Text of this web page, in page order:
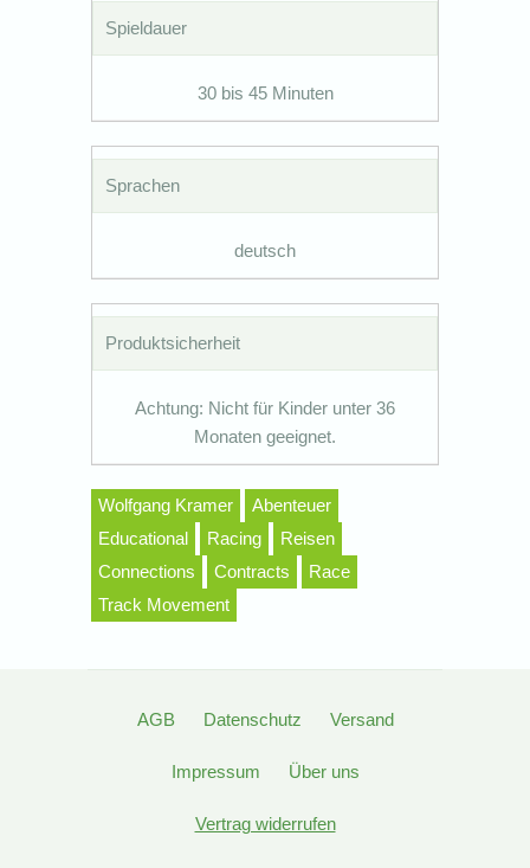
Spieldauer
30 bis 45 Minuten
Sprachen
deutsch
Produktsicherheit
Achtung: Nicht für Kinder unter 36
Monaten geeignet.
Wolfgang Kramer
Abenteuer
Educational
Racing
Reisen
Connections
Contracts
Race
Track Movement
AGB Datenschutz Versand
Impressum Über uns
Vertrag widerrufen